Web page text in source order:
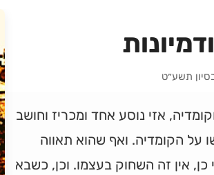
תשע״ט
אזי נוסע אחד ומכריז וחושב
על הקומדיה. ואף שהוא תאווה
אין זה השחוק בעצמו. וכן, כשבא